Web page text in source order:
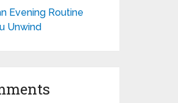
Evening Routine
Unwind